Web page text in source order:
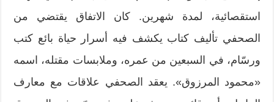
استقصائية، لمدة شهرين. كان الاتفاق يقتضي من
الصحفي تأليف كتاب يكشف فيه أسرار حياة بائع كتب
ورسّام، في السبعين من عمره، وملابسات مقتله، اسمه
«محمود المرزوق». يعقد الصحفي علاقات مع معارف